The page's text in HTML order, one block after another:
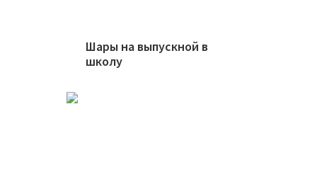
Шары на выпускной в
школу